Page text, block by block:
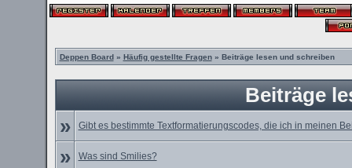
Deppen Board» Häufig gestellte Fragen» Beiträge lesen und schreiben
Beiträge
»
Gibt es bestimmte Textformatierungscodes, die ich in meinen
» Was sind Smilies?